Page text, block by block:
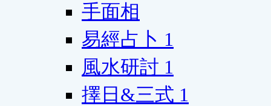
手面相
易經占卜 1
風水研討 1
擇日&三式 1